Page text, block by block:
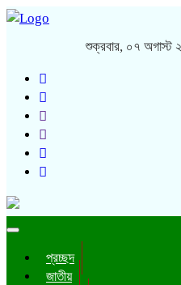
শুক্রবার, ০৭
Toggle
প্রচ্ছদ
জাতীয়